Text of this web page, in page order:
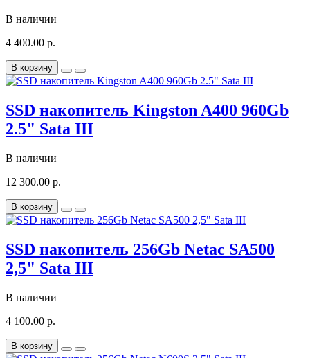
В наличии
4 400.00 р.
В корзину
SSD накопитель Kingston A400 960Gb
2.5" Sata III
В наличии
12 300.00 р.
В корзину
SSD накопитель 256Gb Netac SA500
2,5" Sata III
В наличии
4 100.00 р.
В корзину